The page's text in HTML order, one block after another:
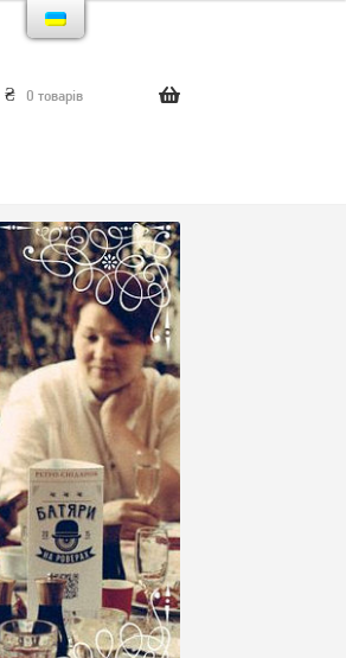
₴ 0 товарів